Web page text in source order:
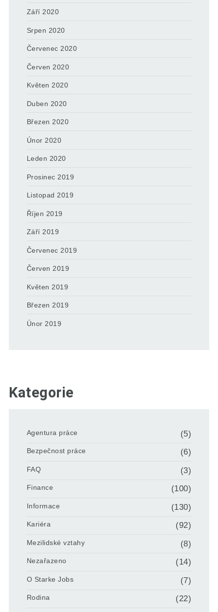
Září 2020
Srpen 2020
Červenec 2020
Červen 2020
Květen 2020
Duben 2020
Březen 2020
Únor 2020
Leden 2020
Prosinec 2019
Listopad 2019
Říjen 2019
Září 2019
Červenec 2019
Červen 2019
Květen 2019
Březen 2019
Únor 2019
Kategorie
Agentura práce (5)
Bezpečnost práce (6)
FAQ (3)
Finance (100)
Informace (130)
Kariéra (92)
Mezilidské vztahy (8)
Nezařazeno (14)
O Starke Jobs (7)
Rodina (22)